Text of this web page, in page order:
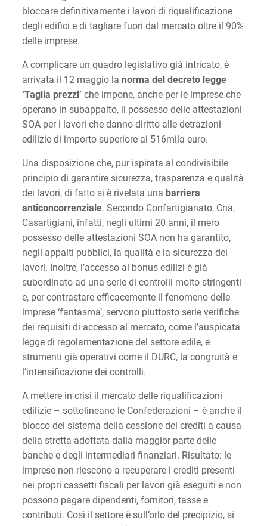
bloccare definitivamente i lavori di riqualificazione
degli edifici e di tagliare fuori dal mercato oltre il 90%
delle imprese.
A complicare un quadro legislativo già intricato, è
arrivata il 12 maggio la norma del decreto legge
‘Taglia prezzi’ che impone, anche per le imprese che
operano in subappalto, il possesso delle attestazioni
SOA per i lavori che danno diritto alle detrazioni
edilizie di importo superiore ai 516mila euro.
Una disposizione che, pur ispirata al condivisibile
principio di garantire sicurezza, trasparenza e qualità
dei lavori, di fatto si è rivelata una barriera
anticoncorrenziale. Secondo Confartigianato, Cna,
Casartigiani, infatti, negli ultimi 20 anni, il mero
possesso delle attestazioni SOA non ha garantito,
negli appalti pubblici, la qualità e la sicurezza dei
lavori. Inoltre, l’accesso ai bonus edilizi è già
subordinato ad una serie di controlli molto stringenti
e, per contrastare efficacemente il fenomeno delle
imprese ‘fantasma’, servono piuttosto serie verifiche
dei requisiti di accesso al mercato, come l’auspicata
legge di regolamentazione del settore edile, e
strumenti già operativi come il DURC, la congruità e
l’intensificazione dei controlli.
A mettere in crisi il mercato delle riqualificazioni
edilizie – sottolineano le Confederazioni – è anche il
blocco del sistema della cessione dei crediti a causa
della stretta adottata dalla maggior parte delle
banche e degli intermediari finanziari. Risultato: le
imprese non riescono a recuperare i crediti presenti
nei propri cassetti fiscali per lavori già eseguiti e non
possono pagare dipendenti, fornitori, tasse e
contributi. Così il settore è sull’orlo del precipizio, si